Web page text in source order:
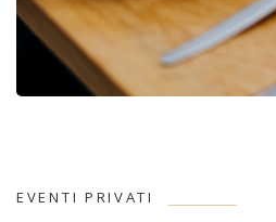
EVENTI PRIVATI